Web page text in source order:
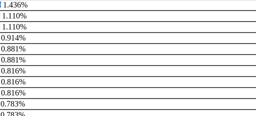
1.436%
1.110%
1.110%
0.914%
0.881%
0.881%
0.816%
0.816%
0.816%
0.783%